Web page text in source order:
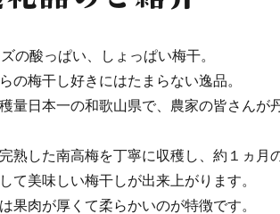
の酸っぱい、しょっぱい梅干。
の梅干し好きにはたまらない逸品。
量日本一の和歌山県で、農家の皆さんが
熟した南高梅を丁寧に収穫し、約１ヵ月
て美味しい梅干しが出来上がります。
果肉が厚くて柔らかいのが特徴です。